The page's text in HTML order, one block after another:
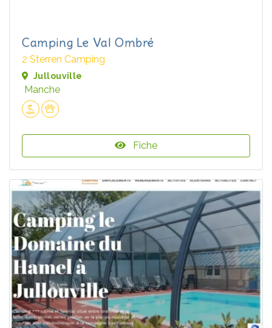
Camping Le Val Ombré
2 Sterren Camping
Jullouville
Manche
Fiche